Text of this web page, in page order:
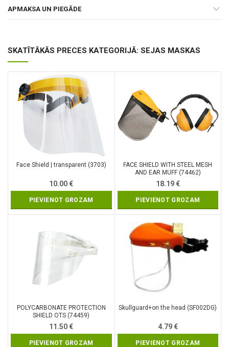
APMAKSA UN PIEGĀDE
SKATĪTĀKĀS PRECES KATEGORIJĀ: SEJAS MASKAS
Face Shield | transparent (3703)
10.00€
PIEVIENOT GROZAM
FACE SHIELD WITH STEEL MESH
AND EAR MUFF (74462)
18.19€
PIEVIENOT GROZAM
POLYCARBONATE PROTECTION
SHIELD OTS (74459)
11.50€
PIEVIENOT GROZAM
Skullguard+on the head (SF002DG)
4.79€
PIEVIENOT GROZAM